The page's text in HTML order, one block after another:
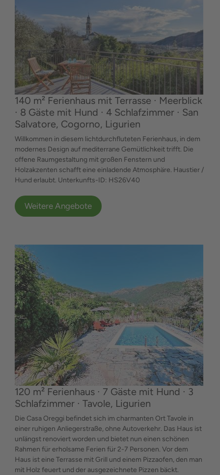
140 m² Ferienhaus mit Terrasse ∙ Meerblick
∙ 8 Gäste mit Hund ∙ 4 Schlafzimmer ∙ San
Salvatore, Cogorno, Ligurien
Willkommen in diesem lichtdurchfluteten Ferienhaus, in dem
modernes Design auf mediterrane Gemütlichkeit trifft. Die
offene Raumgestaltung mit großen Fenstern und
Holzakzenten schafft eine einladende Atmosphäre. Haustier /
Hund erlaubt. Unterkunfts-ID: HS26V40
Weitere Angebote
120 m² Ferienhaus ∙ 7 Gäste mit Hund ∙ 3
Schlafzimmer ∙ Tavole, Ligurien
Die Casa Oreggi befindet sich im charmanten Ort Tavole in
einer ruhigen Anliegerstraße, ohne Autoverkehr. Das Haus ist
unlängst renoviert worden und bietet nun einen schönen
Rahmen für erholsame Ferien für 2-7 Personen. Vor dem
Haus ist eine Terrasse mit Grill und einem Pizzaofen, den man
mit Holz feuert und der ausgezeichnete Pizzen bäckt.